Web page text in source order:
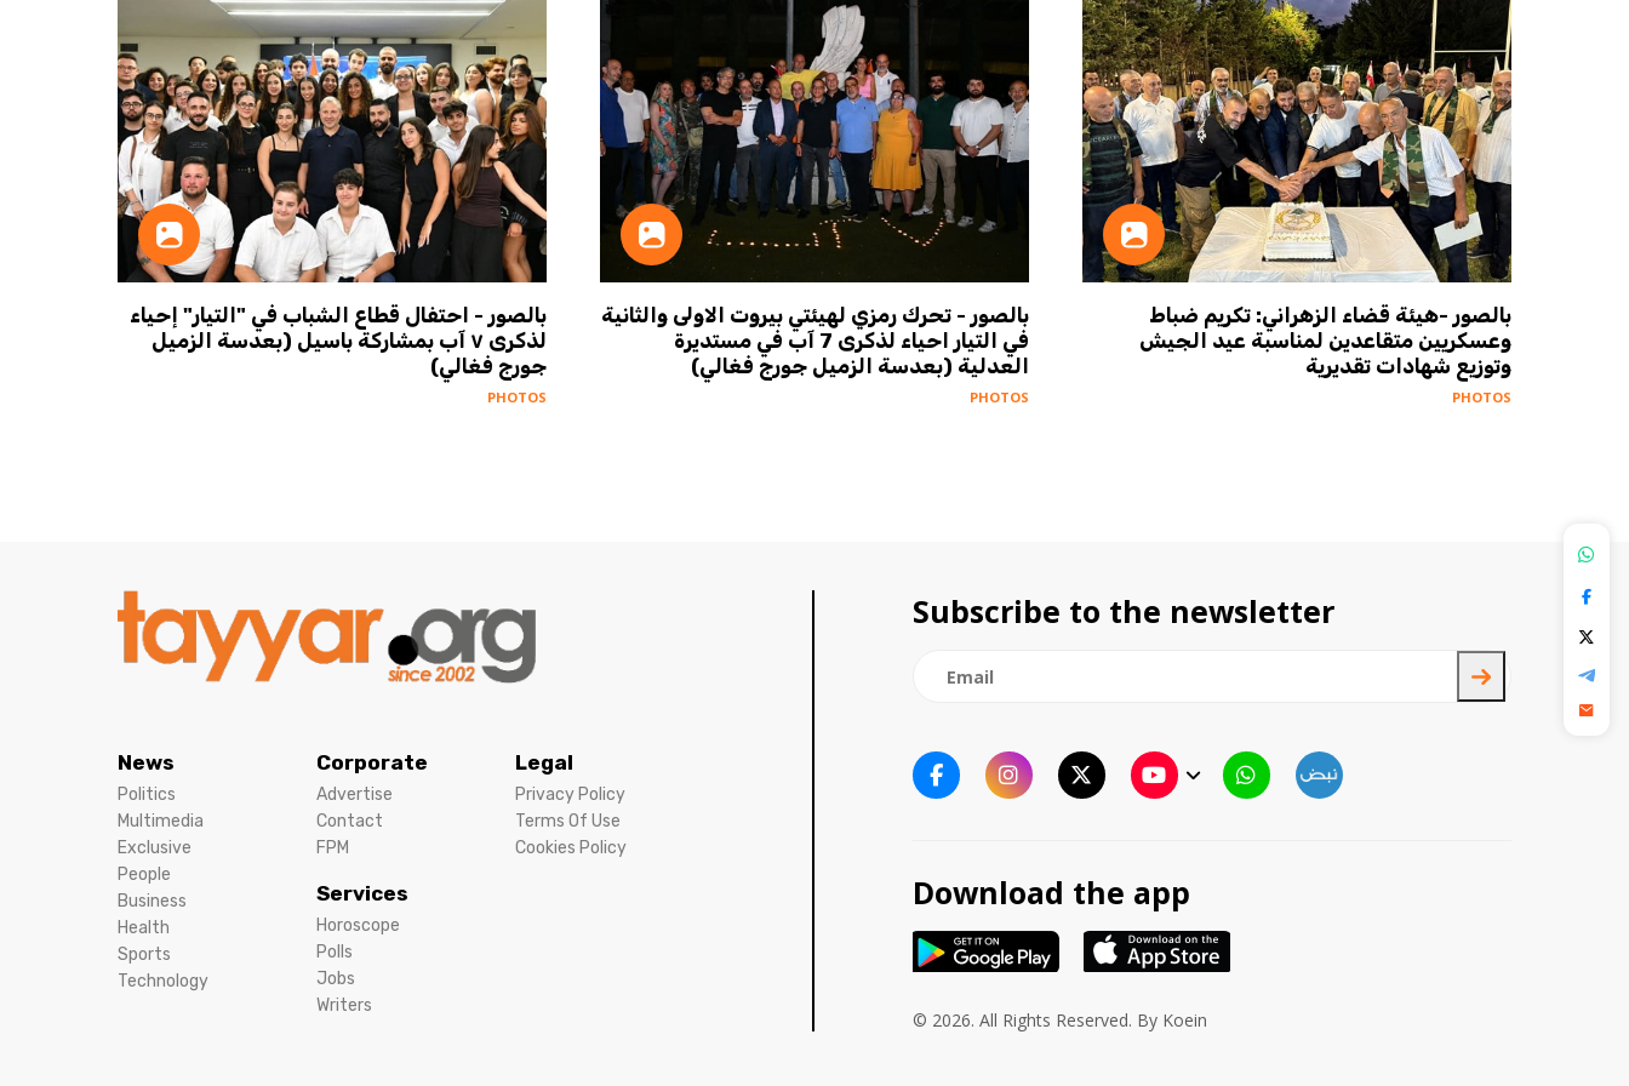
بالصور -هيئة قضاء الزهراني: تكريم ضباط
وعسكريين متقاعدين لمناسبة عيد الجيش
وتوزيع شهادات تقديرية
PHOTOS
بالصور - تحرك رمزي لهيئتي بيروت الاولى والثانية
في التيار احياء لذكرى 7 آب في مستديرة
العدلية (بعدسة الزميل جورج فغالي)
PHOTOS
بالصور - احتفال قطاع الشباب في "التيار" إحياء
لذكرى ٧ آب بمشاركة باسيل (بعدسة الزميل
جورج فغالي)
PHOTOS
News
Politics
Multimedia
Exclusive
People
Business
Health
Sports
Technology
Corporate
Advertise
Contact
FPM
Services
Horoscope
Polls
Jobs
Writers
Legal
Privacy Policy
Terms Of Use
Cookies Policy
Subscribe to the newsletter
Download the app
© 2026. All Rights Reserved. By Koein